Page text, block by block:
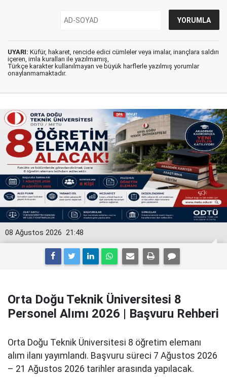
UYARI: Küfür, hakaret, rencide edici cümleler veya imalar, inançlara saldırı
içeren, imla kuralları ile yazılmamış,
Türkçe karakter kullanılmayan ve büyük harflerle yazılmış yorumlar
onaylanmamaktadır.
21:48
08 Ağustos 2026
Orta Doğu Teknik Üniversitesi 8
Personel Alımı 2026 | Başvuru Rehberi
Orta Doğu Teknik Üniversitesi 8 öğretim elemanı
alım ilanı yayımlandı. Başvuru süreci 7 Ağustos 2026
– 21 Ağustos 2026 tarihler arasında yapılacak.